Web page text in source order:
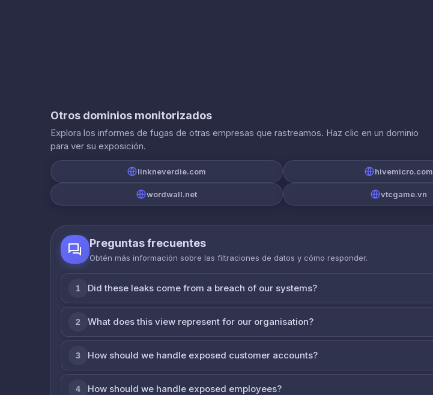
Otros dominios monitorizados
Explora los informes de fugas de otras empresas que rastreamos. Haz clic en un dominio
para ver su exposición.
linkneverdie.com hivemicro.com
wordwall.net vtcgame.vn
Preguntas frecuentes
Obtén más información sobre las filtraciones de datos y cómo responder.
1 Did these leaks come from a breach of our systems?
2 What does this view represent for our organisation?
3 How should we handle exposed customer accounts?
4 How should we handle exposed employees?